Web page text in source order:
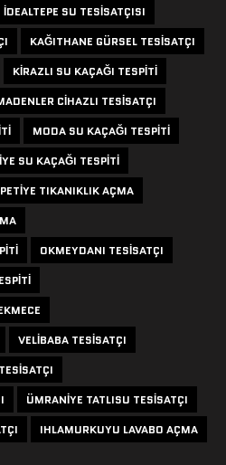
IDEALTEPE SU TESISATÇISI
KAĞITHANE GÜRSEL TESISATÇI
KIRAZLI SU KAÇAĞI TESPITI
CIHAZLI TESISATÇI
MODA SU KAÇAĞI TESPITI
SU KAÇAĞI TESPITI
TIKANIKLIK AÇMA
OKMEYDANI TESISATÇI
VELIBABA TESISATÇI
ÜMRANIYE TATLISU TESISATÇI
IHLAMURKUYU LAVABO AÇMA